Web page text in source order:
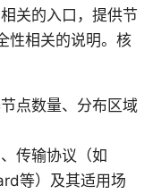
关的入口，提供节
性相关的说明。核
点数量、分布区域
传输协议（如
等）及其适用场